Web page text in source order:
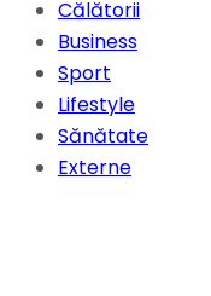
Călătorii
Business
Sport
Lifestyle
Sănătate
Externe